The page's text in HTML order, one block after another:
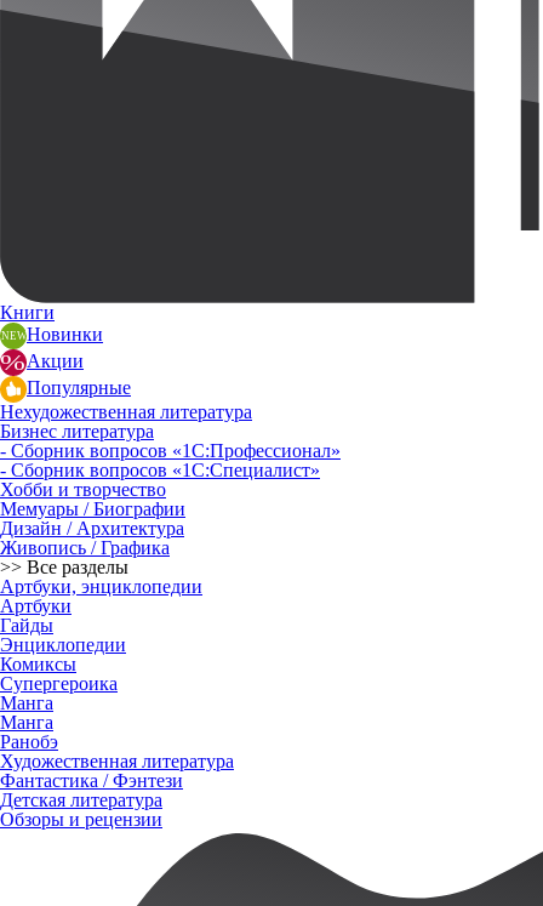
Книги
Новинки
Акции
Популярные
Нехудожественная литература
Бизнес литература
- Сборник вопросов «1С:Профессионал»
- Сборник вопросов «1С:Специалист»
Хобби и творчество
Мемуары / Биографии
Дизайн / Архитектура
Живопись / Графика
>> Все разделы
Артбуки, энциклопедии
Артбуки
Гайды
Энциклопедии
Комиксы
Супергероика
Манга
Манга
Ранобэ
Художественная литература
Фантастика / Фэнтези
Детская литература
Обзоры и рецензии